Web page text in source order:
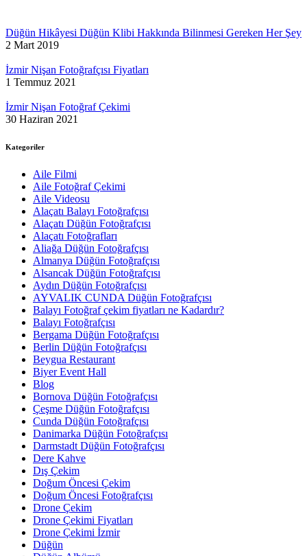
Düğün Hikâyesi Düğün Klibi Hakkında Bilinmesi Gereken Her Şey
2 Mart 2019
İzmir Nişan Fotoğrafçısı Fiyatları
1 Temmuz 2021
İzmir Nişan Fotoğraf Çekimi
30 Haziran 2021
Kategoriler
Aile Filmi
Aile Fotoğraf Çekimi
Aile Videosu
Alaçatı Balayı Fotoğrafçısı
Alaçatı Düğün Fotoğrafçısı
Alaçatı Fotoğrafları
Aliağa Düğün Fotoğrafçısı
Almanya Düğün Fotoğrafçısı
Alsancak Düğün Fotoğrafçısı
Aydın Düğün Fotoğrafçısı
AYVALIK CUNDA Düğün Fotoğrafçısı
Balayı Fotoğraf çekim fiyatları ne Kadardır?
Balayı Fotoğrafçısı
Bergama Düğün Fotoğrafçısı
Berlin Düğün Fotoğrafçısı
Beygua Restaurant
Biyer Event Hall
Blog
Bornova Düğün Fotoğrafçısı
Çeşme Düğün Fotoğrafçısı
Cunda Düğün Fotoğrafçısı
Danimarka Düğün Fotoğrafçısı
Darmstadt Düğün Fotoğrafçısı
Dere Kahve
Dış Çekim
Doğum Öncesi Çekim
Doğum Öncesi Fotoğrafçısı
Drone Çekim
Drone Çekimi Fiyatları
Drone Çekimi İzmir
Düğün